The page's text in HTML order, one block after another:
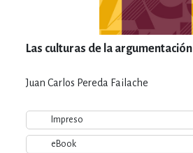
Las culturas de la argumentación
Juan Carlos Pereda Failache
Impreso
eBook